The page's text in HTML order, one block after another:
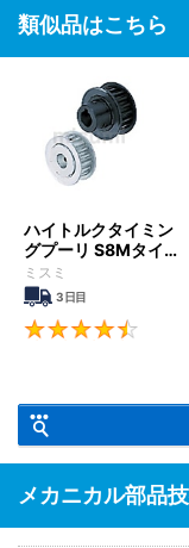
幅広い装置で使用され
類似品はこちら
ハイトルクタイミン
グプーリ S8Mタイ
プ
ミスミ
3日目
メカニカル部品